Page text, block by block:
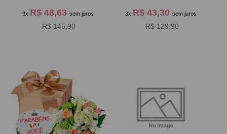
3x R$ 48,63 sem juros
R$ 145,90
3x R$ 43,30sem juros
R$ 129,90